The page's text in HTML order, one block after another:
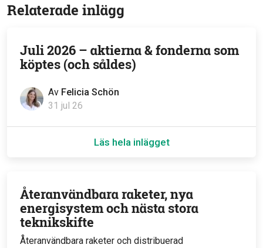
Relaterade inlägg
Av Felicia Schön
31 jul 26
Juli 2026 – aktierna & fonderna som
köptes (och såldes)
Läs hela inlägget
Återanvändbara raketer, nya
energisystem och nästa stora
teknikskifte
Återanvändbara raketer och distribuerad